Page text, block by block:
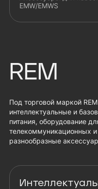
EMW/EMWS
REM
Под торговой маркой
интеллектуальные и
питания, оборудование
телекоммуникационных
разнообразные